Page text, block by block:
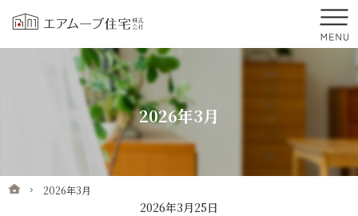
2026年3月
プロの目線からご提案。前橋市・高崎市の注文住宅・新築戸建てを手がける工務
前橋市・高崎市を中心に群馬県全域で新築・注文住宅・新築戸建てを手がけるエア
ホーム
2026年3月
2026年3月25日